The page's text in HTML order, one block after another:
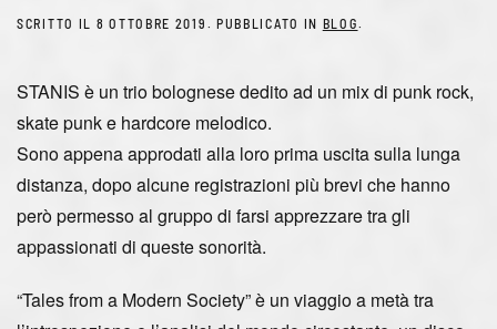
SCRITTO IL 8 OTTOBRE 2019 . PUBBLICATO IN BLOG.
STANIS è un trio bolognese dedito ad un mix di punk rock,
skate punk e hardcore melodico.
Sono appena approdati alla loro prima uscita sulla lunga
distanza, dopo alcune registrazioni più brevi che hanno
però permesso al gruppo di farsi apprezzare tra gli
appassionati di queste sonorità.
“Tales from a Modern Society” è un viaggio a metà tra